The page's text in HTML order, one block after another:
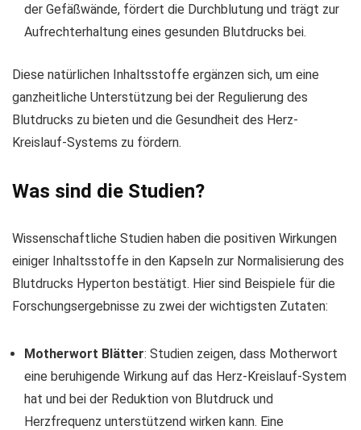
der Gefäßwände, fördert die Durchblutung und trägt zur
Aufrechterhaltung eines gesunden Blutdrucks bei.
Diese natürlichen Inhaltsstoffe ergänzen sich, um eine
ganzheitliche Unterstützung bei der Regulierung des
Blutdrucks zu bieten und die Gesundheit des Herz-
Kreislauf-Systems zu fördern.
Was sind die Studien?
Wissenschaftliche Studien haben die positiven Wirkungen
einiger Inhaltsstoffe in den Kapseln zur Normalisierung des
Blutdrucks Hyperton bestätigt. Hier sind Beispiele für die
Forschungsergebnisse zu zwei der wichtigsten Zutaten:
Motherwort Blätter: Studien zeigen, dass Motherwort
eine beruhigende Wirkung auf das Herz-Kreislauf-System
hat und bei der Reduktion von Blutdruck und
Herzfrequenz unterstützend wirken kann. Eine